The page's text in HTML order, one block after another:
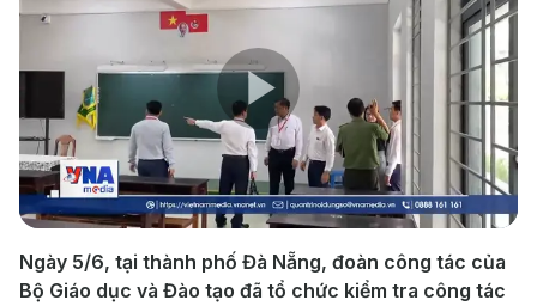
Play
Video
Ngày 5/6, tại thành phố Đà Nẵng, đoàn công tác của
Bộ Giáo dục và Đào tạo đã tổ chức kiểm tra công tác